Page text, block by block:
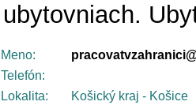
ubytovniach.
Meno:
Telefón:
Lokalita:
Košický kraj - Košice